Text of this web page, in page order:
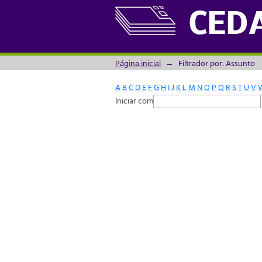
Filtrador por: Assunto
Página inicial → Filtrador por: Assunto
ABCDEFGH IJ KLM NOPQRSTUV
Iniciar com